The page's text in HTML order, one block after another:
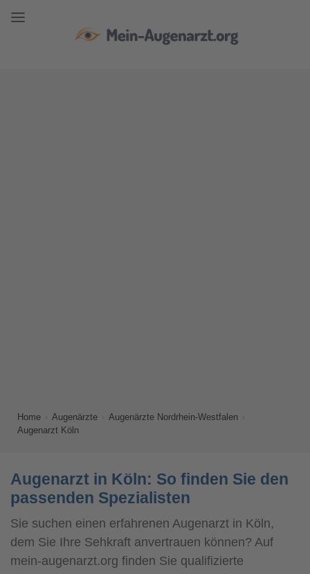
Home Augenärzte
Augenärzte Nordrhein-Westfalen
Augenarzt Köln
Augenarzt in Köln: So finden Sie den
passenden Spezialisten
Sie suchen einen erfahrenen Augenarzt in Köln,
dem Sie Ihre Sehkraft anvertrauen können? Auf
mein-augenarzt.org finden Sie qualifizierte